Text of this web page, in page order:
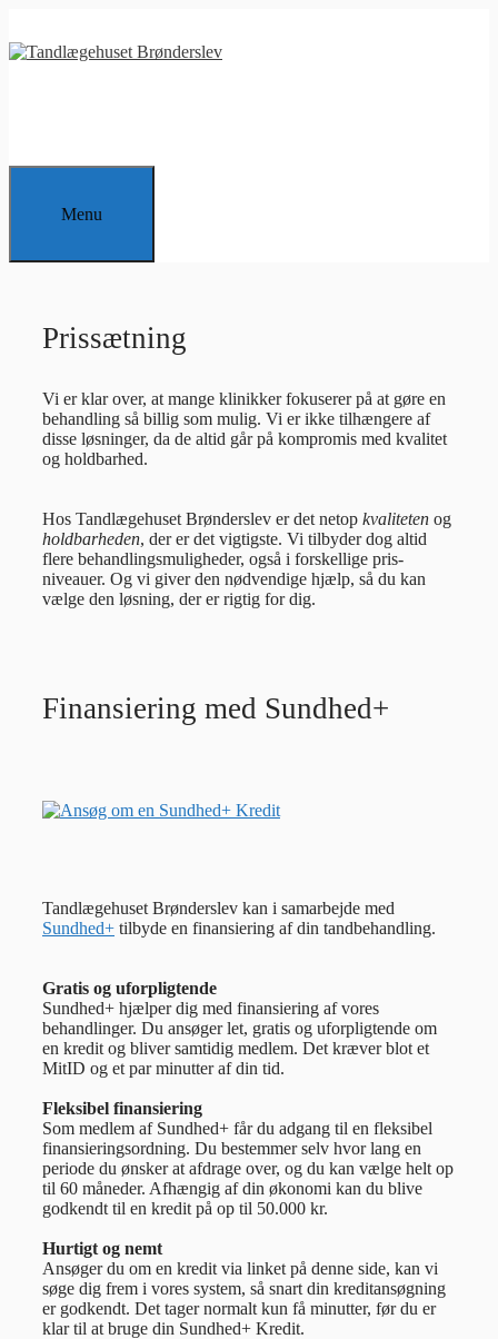
indhold
Menu
Prissætning
Vi er klar over, at mange klinikker fokuserer på at gøre en
behandling så billig som mulig. Vi er ikke tilhængere af
disse løsninger, da de altid går på kompromis med kvalitet
og holdbarhed.
Hos Tandlægehuset Brønderslev er det netop kvaliteten og
holdbarheden, der er det vigtigste. Vi tilbyder dog altid
flere behandlingsmuligheder, også i forskellige pris-
niveauer. Og vi giver den nødvendige hjælp, så du kan
vælge den løsning, der er rigtig for dig.
Finansiering med Sundhed+
Tandlægehuset Brønderslev kan i samarbejde med
Sundhed+ tilbyde en finansiering af din tandbehandling.
Gratis og uforpligtende
Sundhed+ hjælper dig med finansiering af vores
behandlinger. Du ansøger let, gratis og uforpligtende om
en kredit og bliver samtidig medlem. Det kræver blot et
MitID og et par minutter af din tid.
Fleksibel finansiering
Som medlem af Sundhed+ får du adgang til en fleksibel
finansieringsordning. Du bestemmer selv hvor lang en
periode du ønsker at afdrage over, og du kan vælge helt op
til 60 måneder. Afhængig af din økonomi kan du blive
godkendt til en kredit på op til 50.000 kr.
Hurtigt og nemt
Ansøger du om en kredit via linket på denne side, kan vi
søge dig frem i vores system, så snart din kreditansøgning
er godkendt. Det tager normalt kun få minutter, før du er
klar til at bruge din Sundhed+ Kredit.